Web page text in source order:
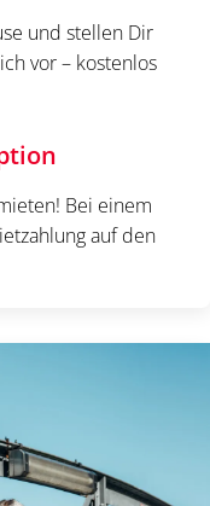
und stellen Dir
vor – kostenlos
Bei einem
auf den